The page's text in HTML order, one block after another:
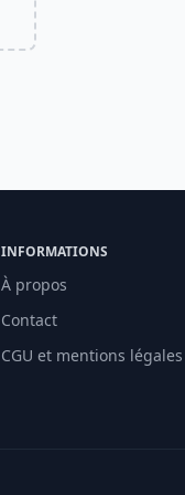
INFORMATIONS
À propos
Contact
CGU et mentions légales